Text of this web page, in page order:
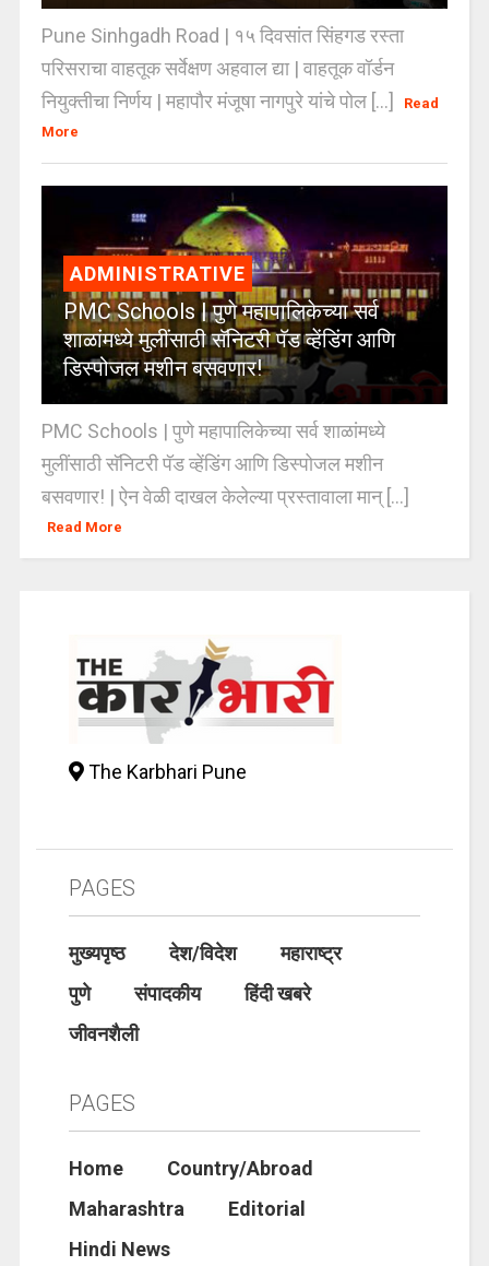
Pune Sinhgadh Road | १५ दिवसांत सिंहगड रस्ता
परिसराचा वाहतूक सर्वेक्षण अहवाल द्या | वाहतूक वॉर्डन
नियुक्तीचा निर्णय | महापौर मंजूषा नागपुरे यांचे पोल [...]
Read
More
ADMINISTRATIVE
PMC Schools | पुणे महापालिकेच्या सर्व
शाळांमध्ये मुलींसाठी सॅनिटरी पॅड व्हेंडिंग आणि
डिस्पोजल मशीन बसवणार!
PMC Schools | पुणे महापालिकेच्या सर्व शाळांमध्ये
मुलींसाठी सॅनिटरी पॅड व्हेंडिंग आणि डिस्पोजल मशीन
बसवणार! | ऐन वेळी दाखल केलेल्या प्रस्तावाला मान् [...]
Read More
The Karbhari Pune
PAGES
मुख्यपृष्ठ देश/विदेश
महाराष्ट्र
पुणे
संपादकीय
हिंदी खबरे
जीवनशैली
PAGES
Home
Country/Abroad
Maharashtra
Editorial
Hindi News